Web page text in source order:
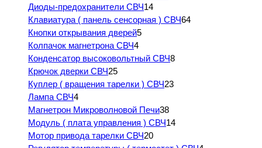
Диоды-предохранители СВЧ14
Клавиатура ( панель сенсорная ) СВЧ64
Кнопки открывания дверей5
Колпачок магнетрона СВЧ4
Конденсатор высоковольтный СВЧ8
Крючок дверки СВЧ25
Куплер ( вращения тарелки ) СВЧ23
Лампа СВЧ4
Магнетрон Микроволновой Печи38
Модуль ( плата управления ) СВЧ14
Мотор привода тарелки СВЧ20